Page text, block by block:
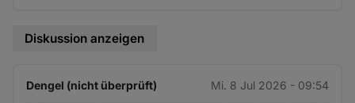
Diskussion anzeigen
Dengel (nicht überprüft) Mi. 8 Jul 2026 - 09:54